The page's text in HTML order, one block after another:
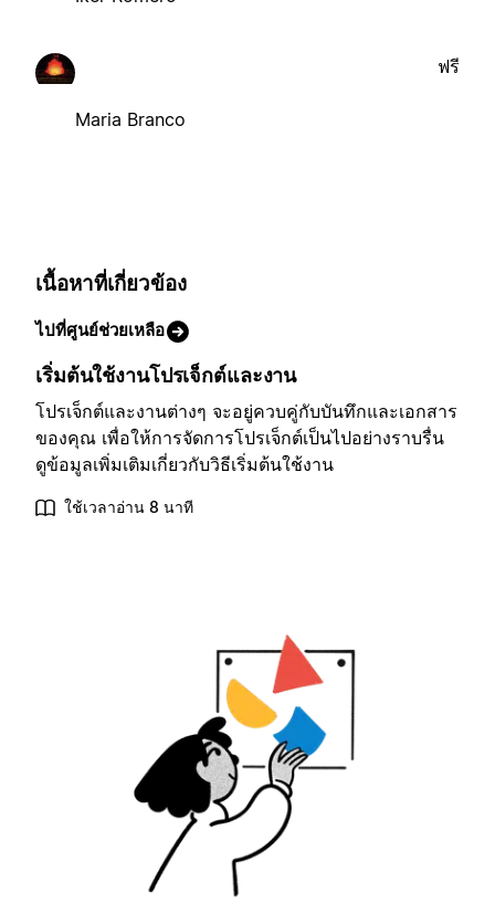
Maria Branco
ฟรี
เนื้อหาที่เกี่ยวข้อง
ไปที่ศูนย์ช่วยเหลือ
เริ่มต้นใช้งานโปรเจ็กต์และงาน
โปรเจ็กต์และงานต่างๆ จะอยู่ควบคู่กับบันทึกและเอกสาร
ของคุณ เพื่อให้การจัดการโปรเจ็กต์เป็นไปอย่างราบรื่น
ดูข้อมูลเพิ่มเติมเกี่ยวกับวิธีเริ่มต้นใช้งาน
ใช้เวลาอ่าน 8 นาที